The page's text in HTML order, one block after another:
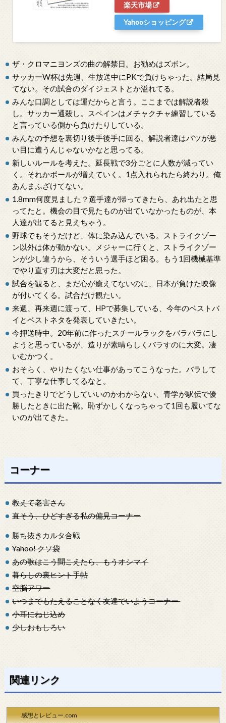
楽天市場
Yahooショッピング
ザ・クロマニヨンズの曲の解禁日。お勧めはズボン。
サッカーW杯は先週、生放送中にPKで負けちゃった。結局見
てない。その試合のダイジェストとか溢れてる。
みんな口調としては運だからと言う。ここまでは解説者殺
し。サッカー通殺し。スペインはメチャクチャ練習している
と言っている側から負けたりしている。
みんなの予想を裏切り後手後手に回る。解説者達はバツが悪
い目に遭うんじゃないかなと思ってる。
新しいルールを考えた。延長戦で3分ごとに人数が減ってい
く。それかボールが増えていく。1点入れられたら終わり。俺
あんまふざけてない。
1.8mm何度見ました？選手達が帰ってきたら、あれ出たと思
ってたと。機会の目で見たものが出ていなかったものが、本
人達が出てると見えちゃう。
野球でもそうだけど、体に染み込んでいる。ストライクゾー
ン以外は体が動かない。メジャーに行くと、ストライクゾー
ンが少し違うから、そういう選手ほど困る。もう1回機械基準
でやり直す刃は大変だと思った。
試合を観ると、まだ心が癒えてないのに、日本が負けた映像
が付いてくる。試合だけ観たい。
来週、再来週に渡って、HPで募集している、今年のベストバ
イとベストネタを発表していきたい。
今押送時中。20年前に作ったスチールラックをバラバラにし
ようと思っているが、造りが素晴らしくバラすのに大変。凄
いむかつく。
おそらく、やりたくない仕事があってこうなった。バラして
て、丁寧な仕事してるなと。
買ったきりでどうしていいのかわからない、青学が駅伝で優
勝したときに出た靴。恥ずかしくなっちゃって1回も履いてな
いのが出てきた。
コーナー
教えて老害さん
直そう、ひどすぎる私の偏見コーナー
勝ち抜きカルタ合戦
Yahoo! クソ袋
あの歌はこう聞こえたら、もうオシマイ
暮らしの裏ヒント手帖
空脳アワー
いつまでもたえることなく友達でいようコーナー
小耳にねじ込め
少しおもしろい
関連リンク
感想とレビュー.com